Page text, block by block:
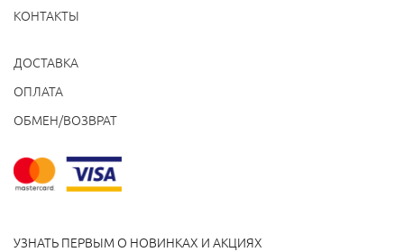
КОНТАКТЫ
ДОСТАВКА
ОПЛАТА
ОБМЕН/ВОЗВРАТ
УЗНАТЬ ПЕРВЫМ О НОВИНКАХ И АКЦИЯХ